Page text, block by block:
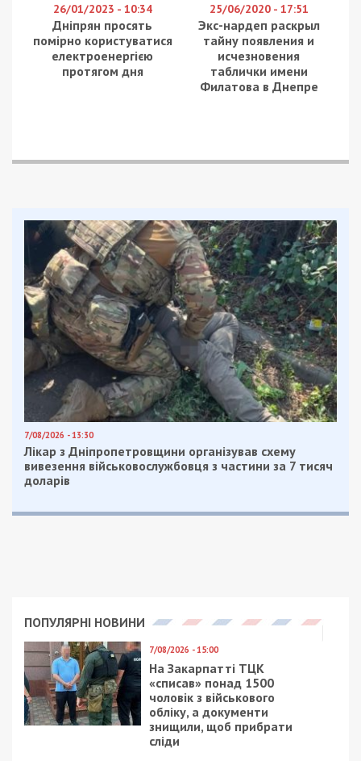
26/01/2023 - 10:34
Дніпрян просять
помірно користуватися
електроенергією
протягом дня
25/06/2020 - 17:51
Экс-нардеп раскрыл
тайну появления и
исчезновения
таблички имени
Филатова в Днепре
7/08/2026 - 13:30
Лікар з Дніпропетровщини організував схему
вивезення військовослужбовця з частини за 7 тисяч
доларів
ПОПУЛЯРНІ НОВИНИ
7/08/2026 - 15:00
На Закарпатті ТЦК
«списав» понад 1500
чоловік з військового
обліку, а документи
знищили, щоб прибрати
сліди